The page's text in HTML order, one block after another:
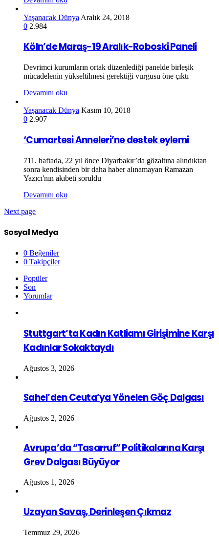
Yaşanacak Dünya Aralık 24, 2018
0 2.984
Köln’de Maraş-19 Aralık-Roboski Paneli
Devrimci kurumların ortak düzenlediği panelde birleşik
mücadelenin yükseltilmesi gerektiği vurgusu öne çıktı
Devamını oku
Yaşanacak Dünya Kasım 10, 2018
0 2.907
‘Cumartesi Anneleri’ne destek eylemi
711. haftada, 22 yıl önce Diyarbakır’da gözaltına alındıktan
sonra kendisinden bir daha haber alınamayan Ramazan
Yazıcı'nın akıbeti soruldu
Devamını oku
Next page
Sosyal Medya
0 Beğeniler
0 Takipçiler
Popüler
Son
Yorumlar
Stuttgart’ta Kadın Katliamı Girişimine Karşı
Kadınlar Sokaktaydı
Ağustos 3, 2026
Sahel’den Ceuta’ya Yönelen Göç Dalgası
Ağustos 2, 2026
Avrupa’da “Tasarruf” Politikalarına Karşı
Grev Dalgası Büyüyor
Ağustos 1, 2026
Uzayan Savaş, Derinleşen Çıkmaz
Temmuz 29, 2026